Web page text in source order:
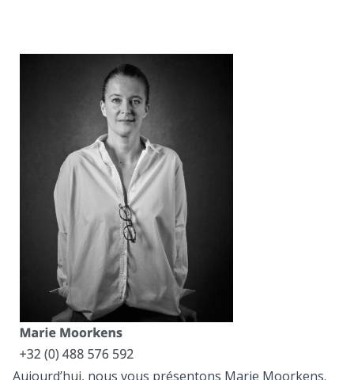
Aujourd’hui, nous vous présentons Marie Moorkens.